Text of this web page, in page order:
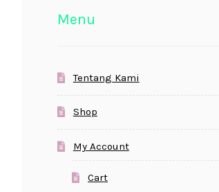
Menu
Tentang Kami
Shop
My Account
Cart